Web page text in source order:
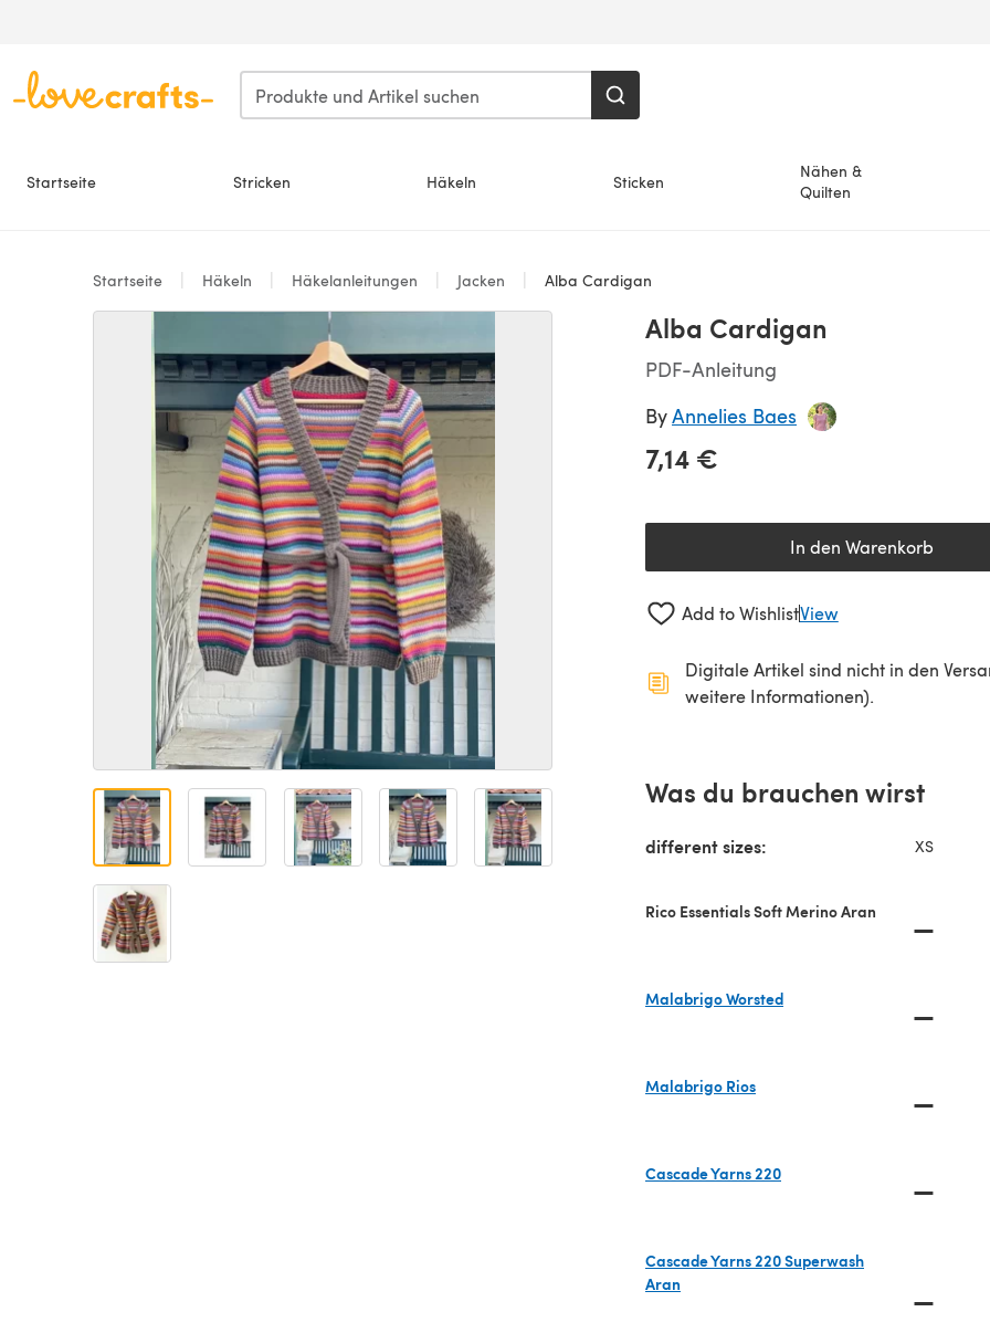
Startseite Stricken Häkeln Sticken
Nähen &
Quilten
Startseite Häkeln Häkelanleitungen Jacken Alba Cardigan
Alba Cardigan
PDF-Anleitung
ByAnnelies Baes
7,14 €
In den Warenkorb
Add to WishlistView
Digitale Artikel sind nicht in den
weitere Informationen).
Was du brauchen wirst
different sizes: XS
Rico Essentials Soft Merino Aran —
Malabrigo Worsted
—
Malabrigo Rios
—
Cascade Yarns 220
—
Cascade Yarns 220 Superwash
Aran
—